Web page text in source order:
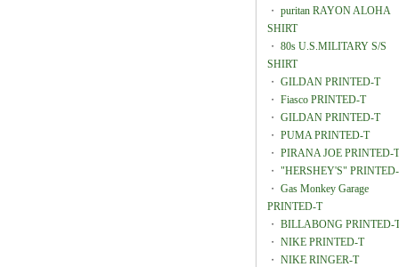
・ puritan RAYON ALOHA
SHIRT
・ 80s U.S.MILITARY S/S
SHIRT
・ GILDAN PRINTED-T
・ Fiasco PRINTED-T
・ GILDAN PRINTED-T
・ PUMA PRINTED-T
・ PIRANA JOE PRINTED-T
・ "HERSHEY'S"
・ Gas Monkey Garage
PRINTED-T
・ BILLABONG PRINTED-
・ NIKE PRINTED-T
・ NIKE RINGER-T